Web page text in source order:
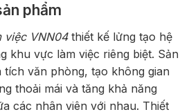
phẩm
việc VNN04 thiết kế lửng tạo hệ
khu vực làm việc riêng biệt. Sản
tích văn phòng, tạo không gian
thoải mái và tăng khả năng
các nhân viên với nhau. Thiết